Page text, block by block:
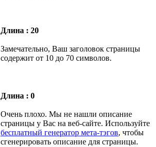
Длина : 20
Замечательно, Ваш заголовок страницы
содержит от 10 до 70 символов.
Длина : 0
Очень плохо. Мы не нашли описание
страницы у Вас на веб-сайте. Используйте
бесплатный генератор мета-тэгов, чтобы
сгенерировать описание для страницы.